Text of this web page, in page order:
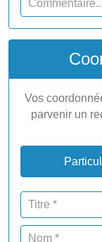
Vos
parvenir un